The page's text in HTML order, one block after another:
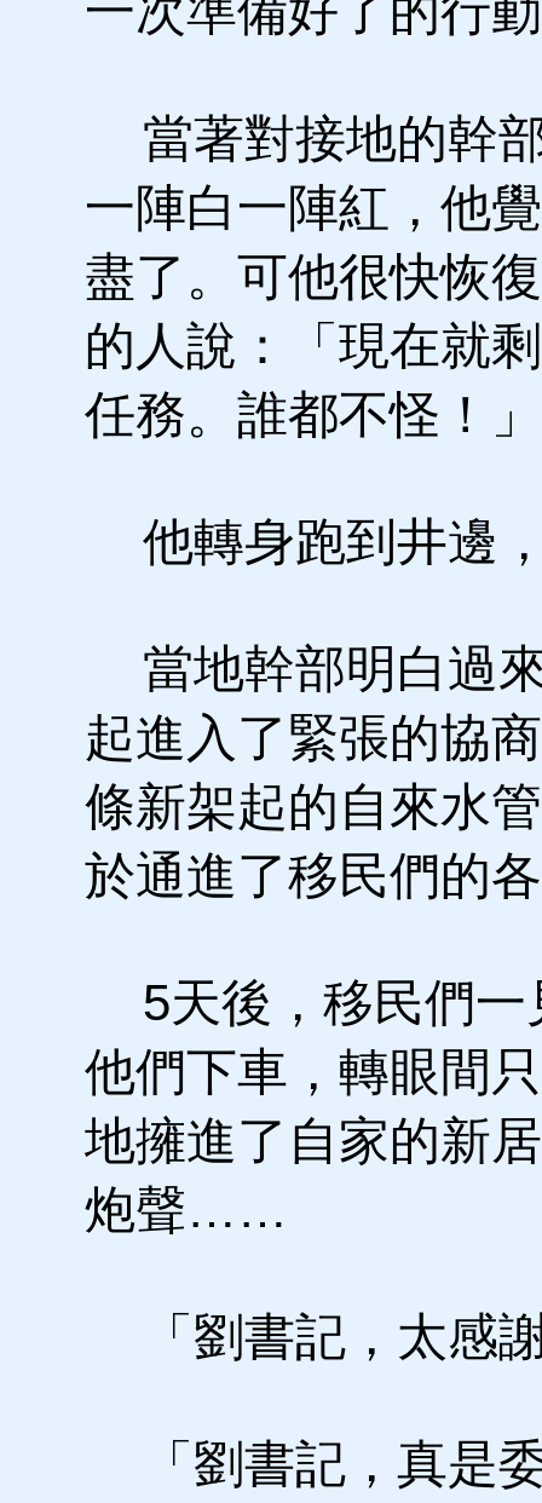
一次準備好了的行
當著對接地的幹
一陣白一陣紅，他
盡了。可他很快恢
的人說：「現在就
任務。誰都不怪！」
他轉身跑到井邊
當地幹部明白過
起進入了緊張的協
條新架起的自來水
於通進了移民們的
5天後，移民們一
他們下車，轉眼間
地擁進了自家的新
炮聲……
「劉書記，太感
「劉書記，真是